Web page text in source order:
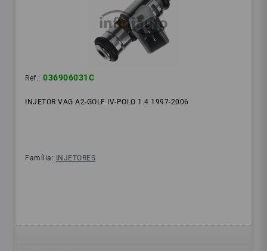
Ref.: 036906031C
INJETOR VAG A2-GOLF IV-POLO 1.4 1997-2006
Família: INJETORES